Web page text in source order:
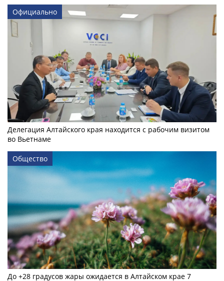
Официально
Делегация Алтайского края находится с рабочим визитом
во Вьетнаме
Общество
До +28 градусов жары ожидается в Алтайском крае 7